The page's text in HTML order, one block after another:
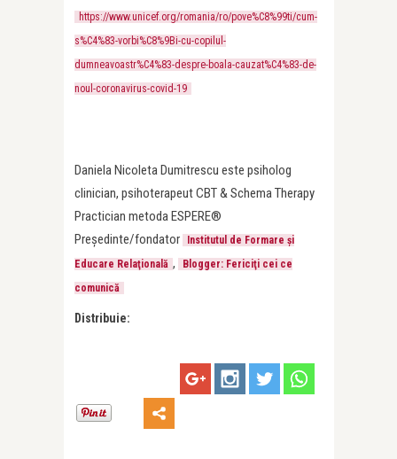
https://www.unicef.org/romania/ro/pove%C8%99ti/cum-
s%C4%83-vorbi%C8%9Bi-cu-copilul-
dumneavoastr%C4%83-despre-boala-cauzat%C4%83-de-
noul-coronavirus-covid-19
Daniela Nicoleta Dumitrescu este psiholog
clinician, psihoterapeut CBT & Schema Therapy
Practician metoda ESPERE®
Preşedinte/fondator
Institutul de Formare şi
Educare Relaţională ,
Blogger: Fericiţi cei ce
comunică
Distribuie: